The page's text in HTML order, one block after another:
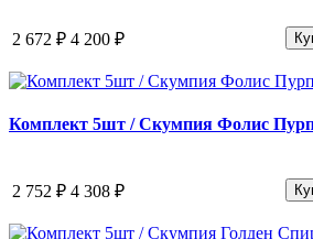
2 672 ₽ 4 200 ₽
Комплект 5шт / Скумпия Фолис
2 752 ₽ 4 308 ₽